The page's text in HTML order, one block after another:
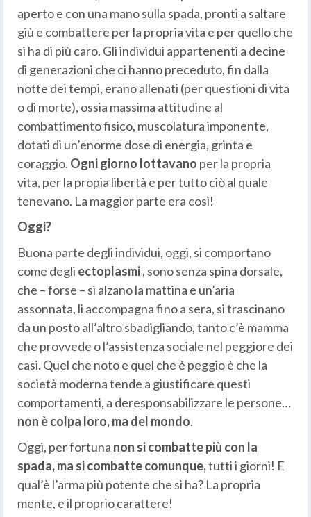
aperto e con una mano sulla spada, pronti a saltare
giù e combattere per la propria vita e per quello che
si ha di più caro. Gli individui appartenenti a decine
di generazioni che ci hanno preceduto, fin dalla
notte dei tempi, erano allenati (per questioni di vita
o di morte), ossia massima attitudine al
combattimento fisico, muscolatura imponente,
dotati di un’enorme dose di energia, grinta e
coraggio. Ogni giorno lottavano per la propria
vita, per la propia libertà e per tutto ciò al quale
tenevano. La maggior parte era così!
Oggi?
Buona parte degli individui, oggi, si comportano
come degli ectoplasmi, sono senza spina dorsale,
che – forse – si alzano la mattina e un’aria
assonnata, li accompagna fino a sera, si trascinano
da un posto all’altro sbadigliando, tanto c’è mamma
che provvede o l’assistenza sociale nel peggiore dei
casi. Quel che noto e quel che è peggio è che la
società moderna tende a giustificare questi
comportamenti, a deresponsabilizzare le persone…
non è colpa loro, ma del mondo.
Oggi, per fortuna non si combatte più con la
spada, ma si combatte comunque,tutti i giorni! E
qual’è l’arma più potente che si ha? La propria
mente, e il proprio carattere!